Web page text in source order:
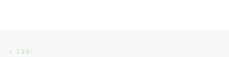
Parcourir les articles
2391